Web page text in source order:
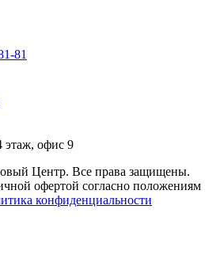
81
этаж, офис 9
Центр. Все права защищены.
офертой согласно положениям
конфиденциальности